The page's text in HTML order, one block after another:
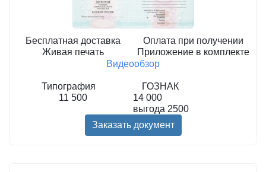
Бесплатная доставка
Живая печать
Оплата при получении
Приложение в комплекте
Видеообзор
Типография
ГОЗНАК
11 500
14 000
выгода 2500
Заказать документ